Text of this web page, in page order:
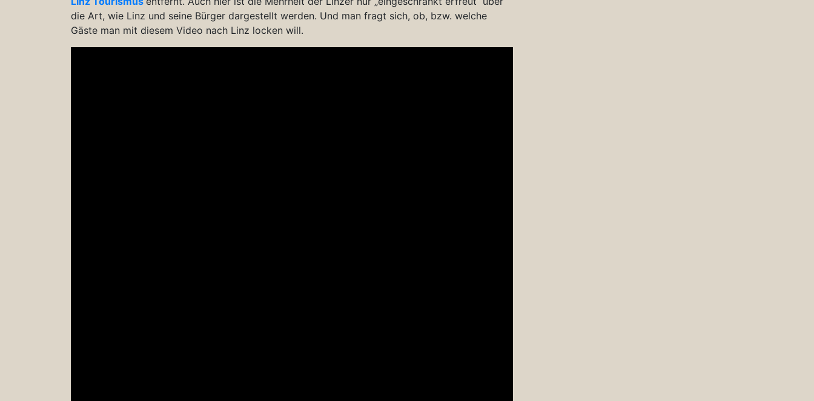
die Art, wie Linz und seine Bürger dargestellt werden. Und man fragt sich, ob, bzw. welche
Gäste man mit diesem Video nach Linz locken will.